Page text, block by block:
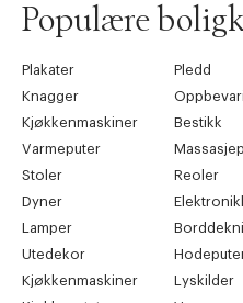
Populære
Plakater Pledd
Knagger
Kjøkkenmaskiner
Bestikk
Varmeputer
Stoler
Reoler
Dyner
Lamper
Utedekor
Kjøkkenmaskiner
Lyskilder